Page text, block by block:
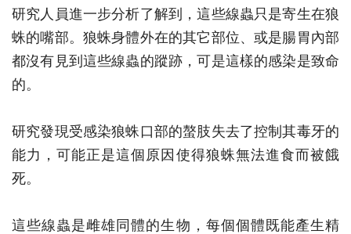
研究人員進一步分析了解到，這些線蟲只是寄生在狼
蛛的嘴部。狼蛛身體外在的其它部位、或是腸胃內部
都沒有見到這些線蟲的蹤跡，可是這樣的感染是致命
的。
研究發現受感染狼蛛口部的螯肢失去了控制其毒牙的
能力，可能正是這個原因使得狼蛛無法進食而被餓
死。
這些線蟲是雌雄同體的生物，每個個體既能產生精